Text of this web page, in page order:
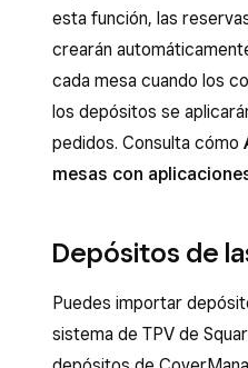
esta función, las
crearán
cada mesa cuando los
los depósitos se
pedidos. Consulta cómo
mesas con
Depósitos de
Puedes importar
sistema de TPV de